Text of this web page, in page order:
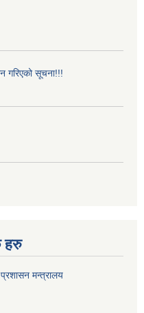
गरिएको सूचना!!!
हरु
मन्त्रालय